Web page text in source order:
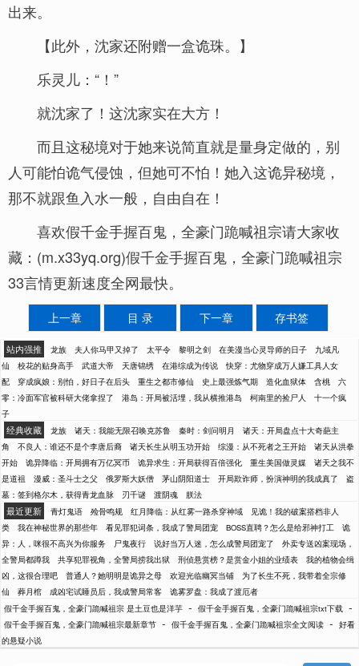
出来。
【此外，沈家还附赠一盒诡珠。】
乐灵儿：“！”
就沈家了！这沈家实在大方！
而且这秘境对于她来说简直就是量身定做的，别
人可能怕诡气侵蚀，但她可不怕！她入这诡异秘境，
那不就跟鱼入水一般，自由自在！
喜欢假千金手握百鬼，全豪门跪喊祖宗请大家收
藏：(m.x33yq.org)假千金手握百鬼，全豪门跪喊祖宗
33言情更新速度全网最快。
上一章 目 录 下一章 存书签
站内强推 龙族 夫人你马甲又掉了 太平令 黎明之剑 在美漫当心灵导师的日子
九域凡
仙
校花的贴身高手 武道大帝 天唐锦绣 在港综成为传说
快穿：尤物穿成万人嫌工具人女
配
穿成疯娘：别怕，好日子在后头 重生之都市修仙 史上最强炼气期 造化血狱体 含桃
六
零：冷面军官被科研大佬拿捏了
港岛：开局被活埋，我从横推港岛 柯南里的捡尸人
十一个疯
子
经典收藏 龙族 诸天：我能无限召唤克苏鲁 秦时：剑问明月
诸天：开局盘点十大奇葩主
角
不良人：谁还不是个李唐后裔 诸天长生从明玉功开始 综漫：从不死者之王开始
诸天从洪拳
开始
诡异降临：开局拥有万亿冥币 诡异求生：开局获得百倍强化 重生美国做灵媒
诸天之我不
是道祖
漫威：圣斗士之父 俄罗斯大妖僧 茅山阴阳道士 开局欺诈师，扮演神明的我成真了
盗
墓：签到格尔木，获得青龙血脉
刃千谜 渡阴魂 朕法
最近更新 青灯鬼语 殓骨鸣规 红月降临：从红雾一路杀穿神域
见诡！我的破案搭档非人
类
我在神秘世界的那些年 看见罪犯词条，我成了警局团宠 BOSS直聘？怎么是给邪神打工
诡
异：人，咪很不高兴为你服务
尸鬼夜行 说好当万人迷，怎么成警局团宠了
外卖专送凶案现场，
全警局都蹲我
共享犯罪视角，全警局捞我出狱 刑侦悬赏榜？是赏金小姐的业绩表
我的植物会缉
凶，这很合理吧
普通人？她明明是诡异之母 欢迎光临幽冥当铺
为了长生不死，我带着全宗修
仙
葬月棺 成凶宅试睡员后，我成警局常客
诡雾罗盘：我成了渡厄者
假千金手握百鬼，全豪门跪喊祖宗 是土豆也是洋芋 - 假千金手握百鬼，全豪门跪喊祖宗txt下载 -
假千金手握百鬼，全豪门跪喊祖宗最新章节 - 假千金手握百鬼，全豪门跪喊祖宗全文阅读 - 好看
的悬疑小说